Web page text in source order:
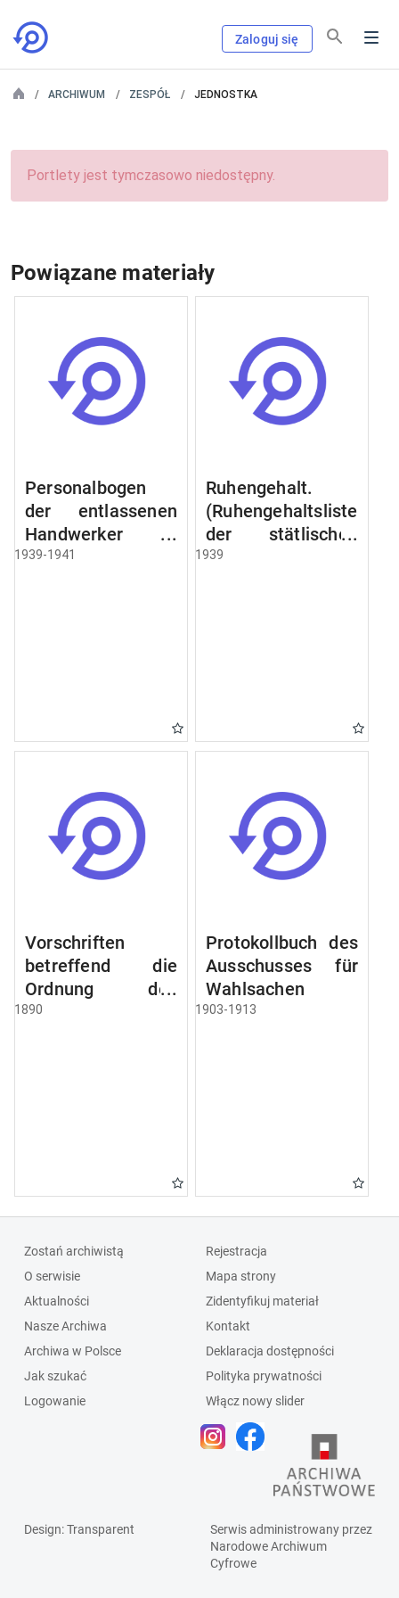
Zaloguj się
ARCHIWUM ZESPÓŁ JEDNOSTKA
Portlety jest tymczasowo niedostępny.
Powiązane materiały
Personalbogen
der entlassenen
Handwerker u.
Arbeiter des
1939-1941
Ruhengehalt.
(Ruhengehaltsliste
der stätlischen
Beamten u.
Raczyński! Schen
Bibliothek).
1939
Vorschriften
betreffend die
Ordnung des
Geschäftsganges
1890
Protokollbuch des
Ausschusses für
Wahlsachen
1903-1913
Zostań archiwistą
O serwisie
Aktualności
Nasze Archiwa
Archiwa w Polsce
Jak szukać
Logowanie
Rejestracja
Mapa strony
Zidentyfikuj materiał
Kontakt
Deklaracja dostępności
Polityka prywatności
Włącz nowy slider
Design: Transparent
Serwis administrowany przez
Narodowe Archiwum
Cyfrowe